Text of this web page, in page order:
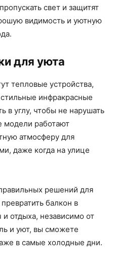
свет и защитят
видимость и уютную
для уюта
тепловые устройства,
инфракрасные
в углу, чтобы не нарушать
модели работают
атмосферу для
даже когда на улице
решений для
балкон в
отдыха, независимо от
и уют, вы сможете
в самые холодные дни.